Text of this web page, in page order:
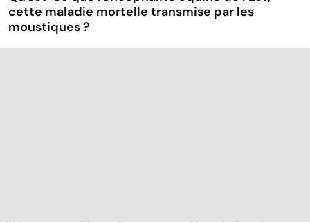
cette maladie mortelle transmise par les
moustiques ?